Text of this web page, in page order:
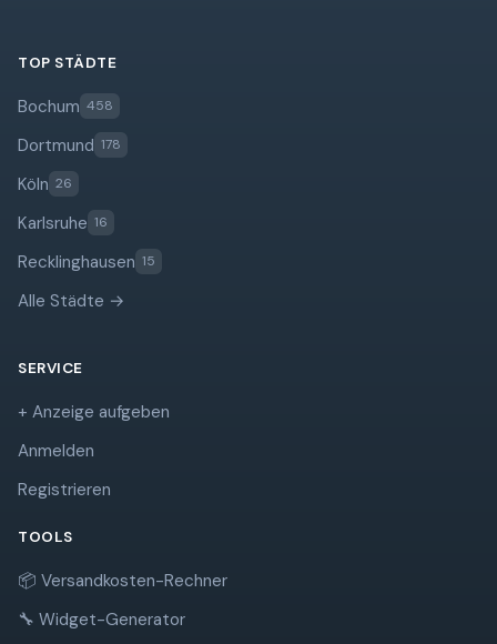
TOP STÄDTE
Bochum 458
Dortmund 178
Köln 26
Karlsruhe 16
Recklinghausen 15
Alle Städte →
SERVICE
+ Anzeige aufgeben
Anmelden
Registrieren
TOOLS
📦 Versandkosten-Rechner
🔧 Widget-Generator